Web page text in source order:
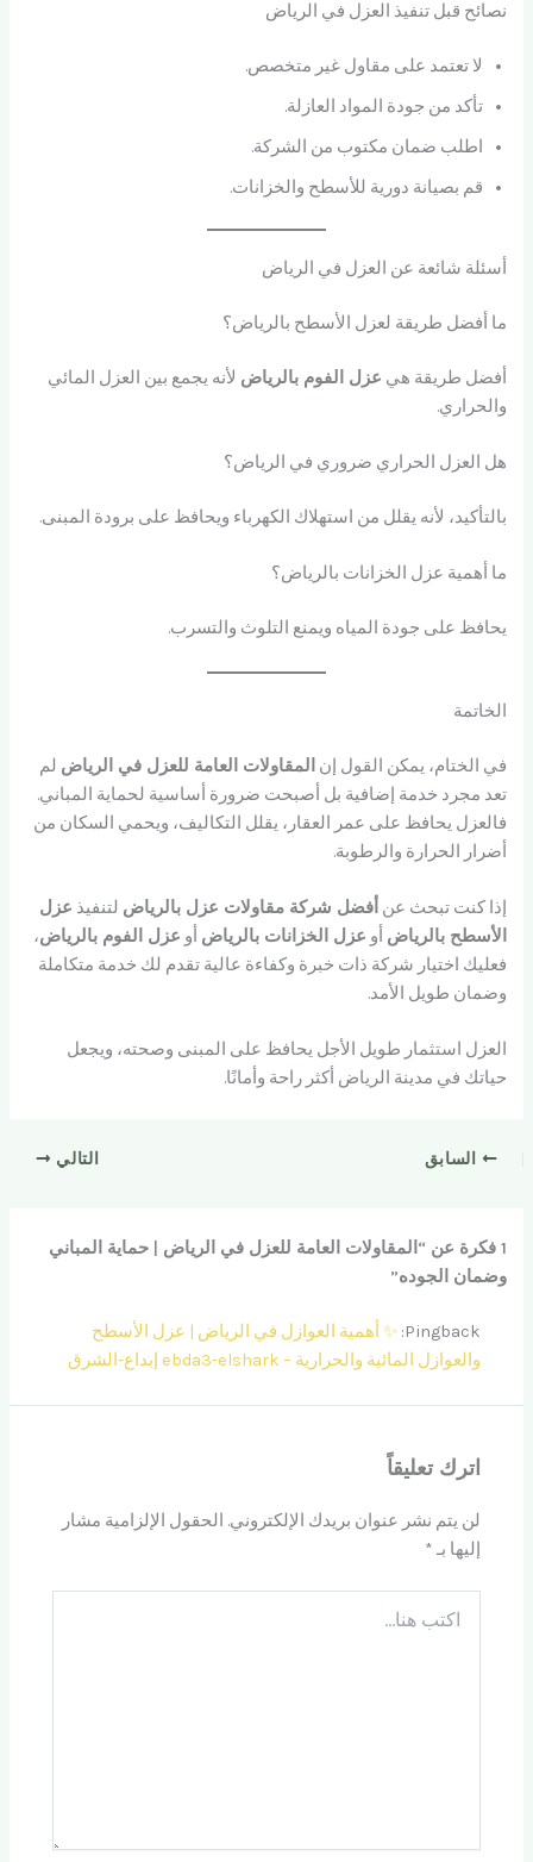
نصائح قبل تنفيذ العزل في الرياض
لا تعتمد على مقاول غير متخصص.
تأكد من جودة المواد العازلة.
اطلب ضمان مكتوب من الشركة.
قم بصيانة دورية للأسطح والخزانات.
أسئلة شائعة عن العزل في الرياض
ما أفضل طريقة لعزل الأسطح بالرياض؟
أفضل طريقة هي عزل الفوم بالرياض لأنه يجمع بين العزل المائي
والحراري.
هل العزل الحراري ضروري في الرياض؟
بالتأكيد، لأنه يقلل من استهلاك الكهرباء ويحافظ على برودة المبنى.
ما أهمية عزل الخزانات بالرياض؟
يحافظ على جودة المياه ويمنع التلوث والتسرب.
الخاتمة
في الختام، يمكن القول إن المقاولات العامة للعزل في الرياض لم
تعد مجرد خدمة إضافية بل أصبحت ضرورة أساسية لحماية المباني.
فالعزل يحافظ على عمر العقار، يقلل التكاليف، ويحمي السكان من
أضرار الحرارة والرطوبة.
إذا كنت تبحث عن أفضل شركة مقاولات عزل بالرياض لتنفيذ عزل
الأسطح بالرياض أو عزل الخزانات بالرياض أو عزل الفوم بالرياض،
فعليك اختيار شركة ذات خبرة وكفاءة عالية تقدم لك خدمة متكاملة
وضمان طويل الأمد.
العزل استثمار طويل الأجل يحافظ على المبنى وصحته، ويجعل
حياتك في مدينة الرياض أكثر راحة وأمانًا.
السابق التالي
1 فكرة عن “المقاولات العامة للعزل في الرياض | حماية المباني
وضمان الجوده”
Pingback: ✨ أهمية العوازل في الرياض | عزل الأسطح
والعوازل المائية والحرارية – ebda3-elshark إبداع-الشرق
اترك تعليقاً
لن يتم نشر عنوان بريدك الإلكتروني. الحقول الإلزامية مشار
إليها بـ *
هنا...